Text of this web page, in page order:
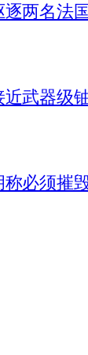
两名法
武器级
必须摧